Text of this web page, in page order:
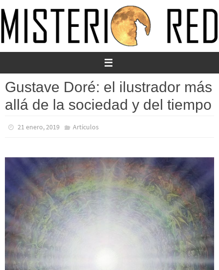
al
contenido
Gustave Doré: el ilustrador más
allá de la sociedad y del tiempo
21 enero, 2019 Artículos